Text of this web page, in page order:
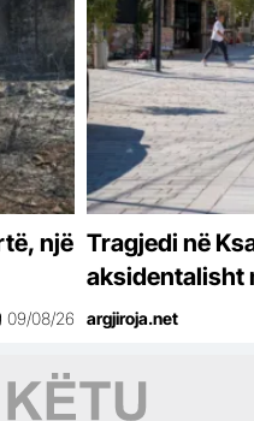
një
09/08/26
Tragjedi në
aksidentalisht
4- vjeçarja
argjiroja.net